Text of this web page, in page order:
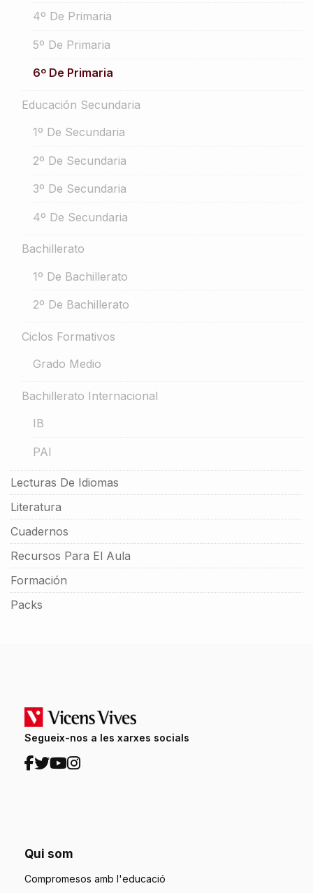
4º De Primaria
5º De Primaria
6º De Primaria
Educación Secundaria
1º De Secundaria
2º De Secundaria
3º De Secundaria
4º De Secundaria
Bachillerato
1º De Bachillerato
2º De Bachillerato
Ciclos Formativos
Grado Medio
Bachillerato Internacional
IB
PAI
Lecturas De Idiomas
Literatura
Cuadernos
Recursos Para El Aula
Formación
Packs
Segueix-nos a les xarxes socials
Qui som
Compromesos amb l'educació